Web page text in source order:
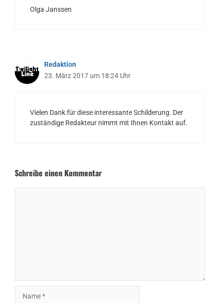
Olga Janssen
Redaktion
23. März 2017 um 18:24 Uhr
Vielen Dank für diese interessante Schilderung. Der
zuständige Redakteur nimmt mit Ihnen Kontakt auf.
Schreibe einen Kommentar